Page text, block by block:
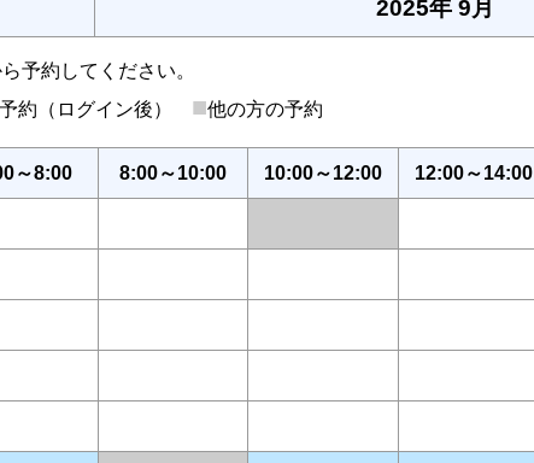
2025年 9月
予約してください。
約（ログイン後） ■他の方の予約
～8:00 8:00～10:00 10:00～12:00 12:00～14:00